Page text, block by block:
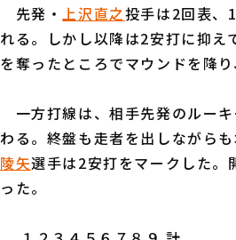
先発・上沢直之投手は2回表、
れる。しかし以降は2安打に抑
を奪ったところでマウンドを降
一方打線は、相手先発のルー
わる。終盤も走者を出しながら
陵矢選手は2安打をマークした
った。